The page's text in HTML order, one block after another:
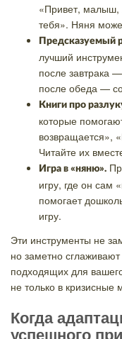
«Привет, малыш,
тебя». Няня
Предсказуемый
лучший
после завтрака
после обеда —
Книги про
которые
возвращается»,
Читайте их
Игра в «няню».
игру, где он сам
помогает
игру.
Эти инструменты не
но заметно
подходящих для
не только в кризисные
Когда
успешного